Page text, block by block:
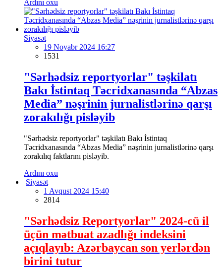
Ardını oxu
Siyasət
19 Noyabr 2024 16:27
1531
"Sərhədsiz reportyorlar" təşkilatı
Bakı İstintaq Təcridxanasında “Abzas
Media” nəşrinin jurnalistlərinə qarşı
zorakılığı pisləyib
"Sərhədsiz reportyorlar" təşkilatı Bakı İstintaq
Təcridxanasında “Abzas Media” nəşrinin jurnalistlərinə qarşı
zorakılıq faktlarını pisləyib.
Ardını oxu
Siyasət
1 Avqust 2024 15:40
2814
"Sərhədsiz Reportyorlar" 2024-cü il
üçün mətbuat azadlığı indeksini
açıqlayıb: Azərbaycan son yerlərdən
birini tutur